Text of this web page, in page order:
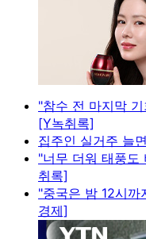
"참수 전 마지막
[Y녹취록]
집주인 실거주 늘
"너무 더워 태풍도
취록]
"중국은 밤 12시
경제]